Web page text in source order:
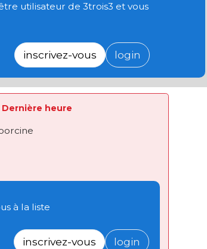
utilisateur de 3trois3 et vous
inscrivez-vous login
heure
à la liste
inscrivez-vous login